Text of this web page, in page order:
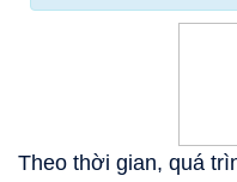
Theo thời gian, quá